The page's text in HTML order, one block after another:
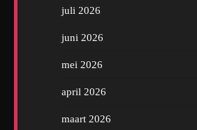
juli 2026
juni 2026
mei 2026
april 2026
maart 2026